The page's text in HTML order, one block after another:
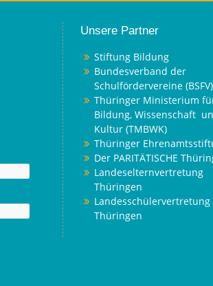
Unsere Partner
Stiftung Bildung
Bundesverband der
Schulfördervereine (BSFV)
Thüringer Ministerium
Bildung, Wissenschaft
Kultur (TMBWK)
Thüringer
Der PARITÄTISCHE
Landeselternvertretung
Thüringen
Landesschülervertretung
Thüringen